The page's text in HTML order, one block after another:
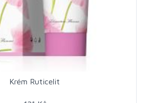
Krém Ruticelit